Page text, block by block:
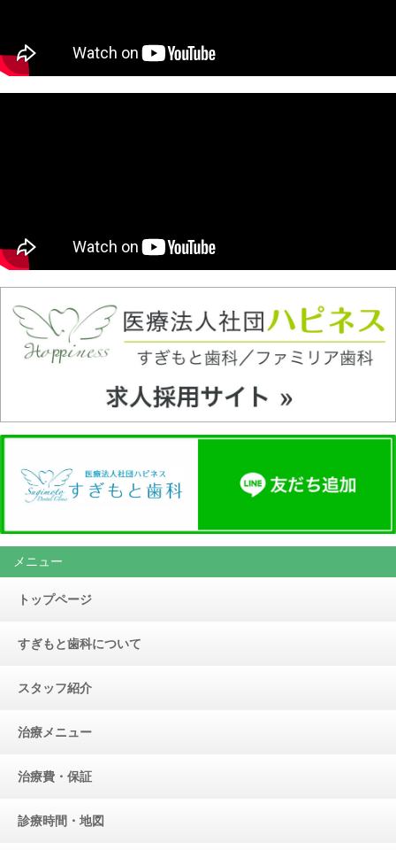
メニュー
トップページ
すぎもと歯科について
スタッフ紹介
治療メニュー
治療費・保証
診療時間・地図